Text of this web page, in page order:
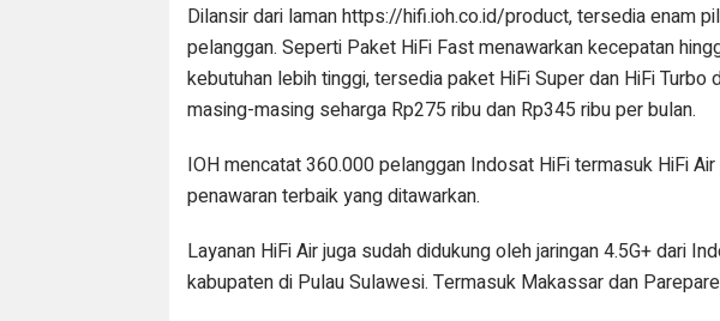
Dilansir dari laman https://hifi.ioh.co.id/product, tersedia enam
pelanggan. Seperti Paket HiFi Fast menawarkan kecepatan
kebutuhan lebih tinggi, tersedia paket HiFi Super dan HiFi
masing-masing seharga Rp275 ribu dan Rp345 ribu per bulan.
IOH mencatat 360.000 pelanggan Indosat HiFi termasuk HiFi
penawaran terbaik yang ditawarkan.
Layanan HiFi Air juga sudah didukung oleh jaringan 4.5G+ dari
kabupaten di Pulau Sulawesi. Termasuk Makassar dan